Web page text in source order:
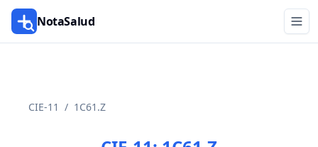
NotaSalud
CIE-11 / 1C61.Z